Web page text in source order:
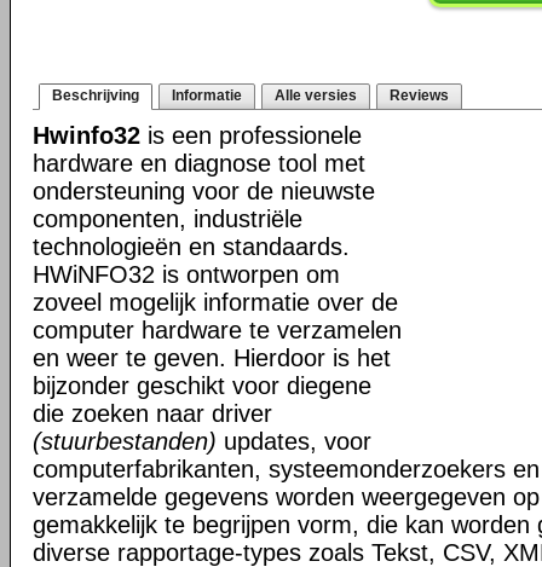
Beschrijving Informatie Alle versies Reviews
Hwinfo32 is een professionele
hardware en diagnose tool met
ondersteuning voor de nieuwste
componenten, industriële
technologieën en standaards.
HWiNFO32 is ontworpen om
zoveel mogelijk informatie over de
computer hardware te verzamelen
en weer te geven. Hierdoor is het
bijzonder geschikt voor diegene
die zoeken naar driver
(stuurbestanden) updates, voor
computerfabrikanten, systeemonderzoekers
verzamelde gegevens worden weergegeven
gemakkelijk te begrijpen vorm, die kan worden
diverse rapportage-types zoals Tekst, CSV,